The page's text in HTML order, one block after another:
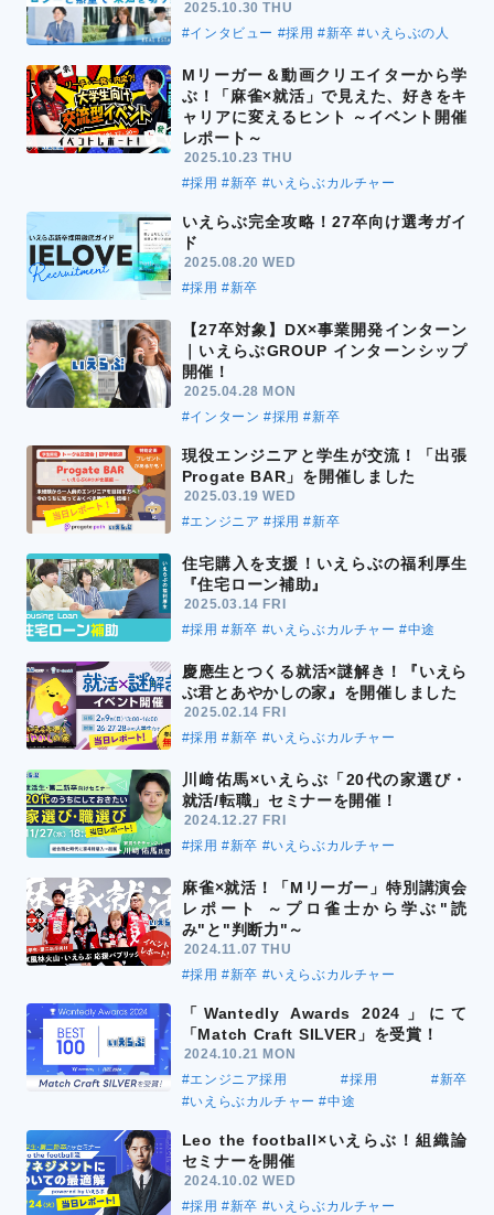
2025.10.30 THU
#インタビュー #採用 #新卒 #いえらぶの人
Mリーガー＆動画クリエイターから学
ぶ！「麻雀×就活」で見えた、好きをキ
ャリアに変えるヒント ～イベント開催
レポート～
2025.10.23 THU
#採用 #新卒 #いえらぶカルチャー
いえらぶ完全攻略！27卒向け選考ガイ
ド
2025.08.20 WED
#採用 #新卒
【27卒対象】DX×事業開発インターン
｜いえらぶGROUP インターンシップ
開催！
2025.04.28 MON
#インターン #採用 #新卒
現役エンジニアと学生が交流！「出張
Progate BAR」を開催しました
2025.03.19 WED
#エンジニア #採用 #新卒
住宅購入を支援！いえらぶの福利厚生
『住宅ローン補助』
2025.03.14 FRI
#採用 #新卒 #いえらぶカルチャー #中途
慶應生とつくる就活×謎解き！『いえら
ぶ君とあやかしの家』を開催しました
2025.02.14 FRI
#採用 #新卒 #いえらぶカルチャー
川﨑佑馬×いえらぶ「20代の家選び・
就活/転職」セミナーを開催！
2024.12.27 FRI
#採用 #新卒 #いえらぶカルチャー
麻雀×就活！「Mリーガー」特別講演会
レポート ～プロ雀士から学ぶ"読
み"と"判断力"～
2024.11.07 THU
#採用 #新卒 #いえらぶカルチャー
「Wantedly Awards 2024」にて
「Match Craft SILVER」を受賞！
2024.10.21 MON
#エンジニア採用
#採用
#新卒
#いえらぶカルチャー #中途
Leo the football×いえらぶ！組織論
セミナーを開催
2024.10.02 WED
#採用 #新卒 #いえらぶカルチャー